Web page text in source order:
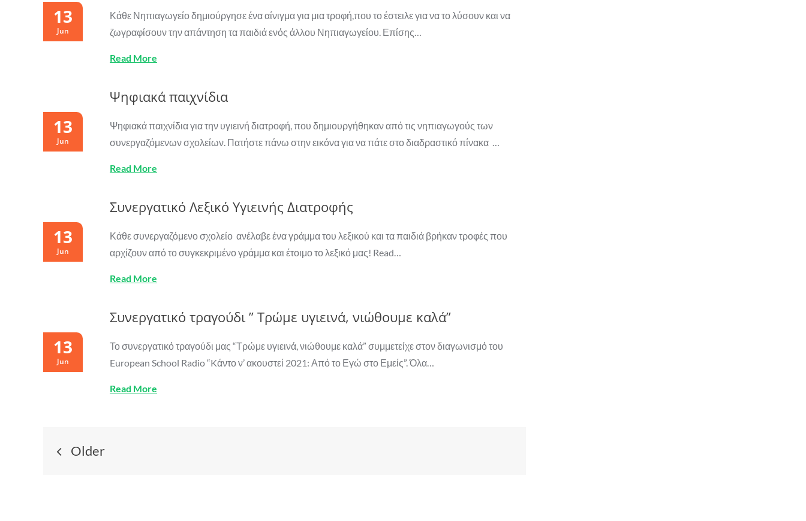
13
Jun
Κάθε Νηπιαγωγείο δημιούργησε ένα αίνιγμα για μια τροφή,που το έστειλε για να το λύσουν και να
ζωγραφίσουν την απάντηση τα παιδιά ενός άλλου Νηπιαγωγείου. Επίσης…
Read More
13
Jun
Ψηφιακά παιχνίδια
Ψηφιακά παιχνίδια για την υγιεινή διατροφή, που δημιουργήθηκαν από τις νηπιαγωγούς των
συνεργαζόμενων σχολείων. Πατήστε πάνω στην εικόνα για να πάτε στο διαδραστικό πίνακα …
Read More
13
Jun
Συνεργατικό Λεξικό Υγιεινής Διατροφής
Κάθε συνεργαζόμενο σχολείο ανέλαβε ένα γράμμα του λεξικού και τα παιδιά βρήκαν τροφές που
αρχίζουν από το συγκεκριμένο γράμμα και έτοιμο το λεξικό μας! Read…
Read More
13
Jun
Συνεργατικό τραγούδι ” Τρώμε υγιεινά, νιώθουμε καλά”
Το συνεργατικό τραγούδι μας “Τρώμε υγιεινά, νιώθουμε καλά” συμμετείχε στον διαγωνισμό του
European School Radio “Kάντο ν’ ακουστεί 2021: Από το Εγώ στο Εμείς”. Όλα…
Read More
Posts
Older